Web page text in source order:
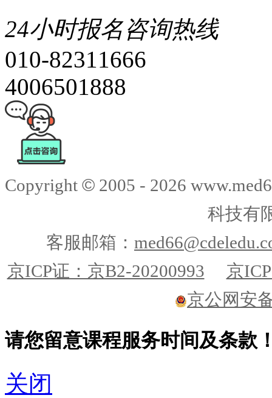
24小时报名咨询热线
010-82311666
4006501888
Copyright © 2005 - 2026
科技有
客服邮箱：
京ICP证：京B2-20200993
京
京公网安
请您留意课程服务时间及条款
关闭